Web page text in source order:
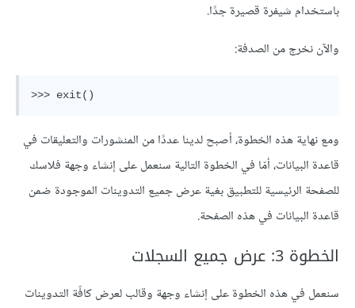
باستخدام شيفرة قصيرة جدًا.
والآن نخرج من الصدفة:
>>> exit()
ومع نهاية هذه الخطوة، أصبح لدينا عددًا من المنشورات والتعليقات في
قاعدة البيانات، أمّا في الخطوة التالية سنعمل على إنشاء وجهة فلاسك
للصفحة الرئيسية للتطبيق بغية عرض جميع التدوينات الموجودة ضمن
قاعدة البيانات في هذه الصفحة.
الخطوة 3: عرض جميع السجلات
سنعمل في هذه الخطوة على إنشاء وجهة وقالب لعرض كافّة التدوينات